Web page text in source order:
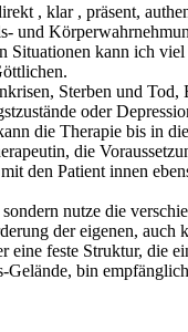
, klar , präsent,
und
kann ich
Sterben und
oder
die Therapie bis in
die
den Patient innen
nutze die
der eigenen,
eine feste Struktur, die
bin